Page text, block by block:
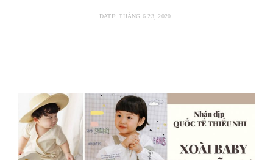
DATE:THÁNG 6 23, 2020